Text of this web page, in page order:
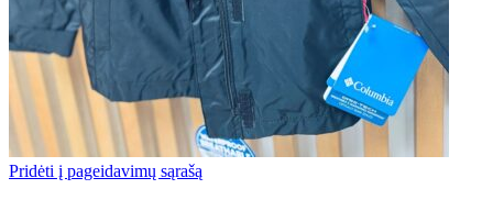
Pridėti į pageidavimų sąrašą